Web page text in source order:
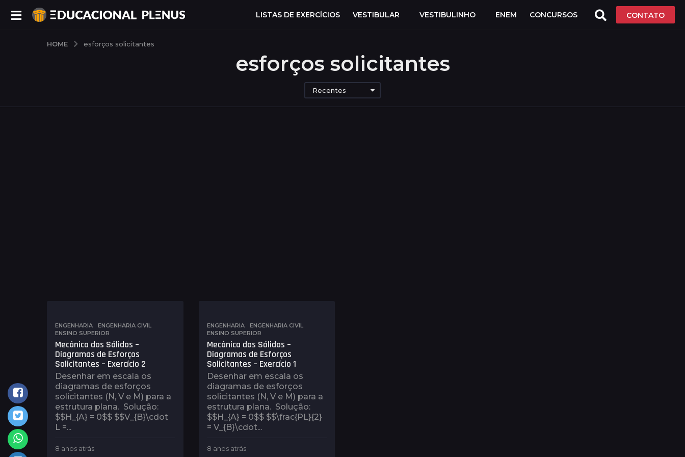
LISTAS DE EXERCÍCIOS VESTIBULAR VESTIBULINHO ENEM CONCURSOS CONTATO
HOME esforços solicitantes
esforços solicitantes
Recentes
ENGENHARIA ,ENGENHARIA CIVIL
ENSINO SUPERIOR
Mecânica dos Sólidos –
Diagramas de Esforços
Solicitantes – Exercício 2
Desenhar em escala os
diagramas de esforços
solicitantes (N, V e M) para a
estrutura plana. Solução:
$$H_{A} = 0$$ $$V_{B}\cdot
L =...
8 anos atrás
ENGENHARIA ,ENGENHARIA CIVIL
ENSINO SUPERIOR
Mecânica dos Sólidos –
Diagramas de Esforços
Solicitantes – Exercício 1
Desenhar em escala os
diagramas de esforços
solicitantes (N, V e M) para a
estrutura plana. Solução:
$$H_{A} = 0$$ $$\frac{PL}{2}
= V_{B}\cdot...
8 anos atrás8